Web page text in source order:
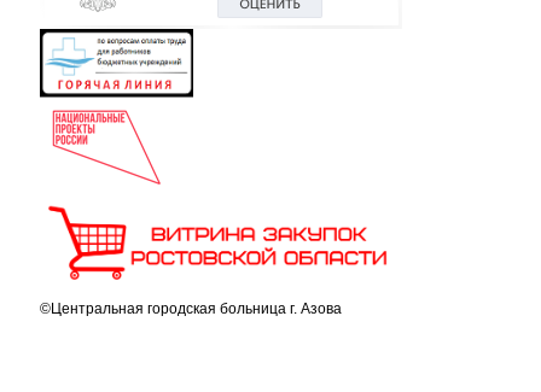
©Центральная городская больница г. Азова